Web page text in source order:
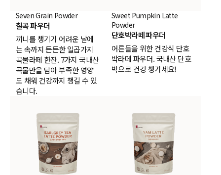
Seven Grain Powder
칠곡 파우더
끼니를 챙기기 어려운 날에
는 속까지 든든한 일곱가지
곡물라떼 한잔. 7가지 국내산
곡물만을 담아 부족한 영양
도 채워 건강까지 챙길 수 있
습니다.
Sweet Pumpkin Latte
Powder
단호박라떼 파우더
어른들을 위한 건강식 단호
박라떼 파우더. 국내산 단호
박으로 건강 챙기세요!